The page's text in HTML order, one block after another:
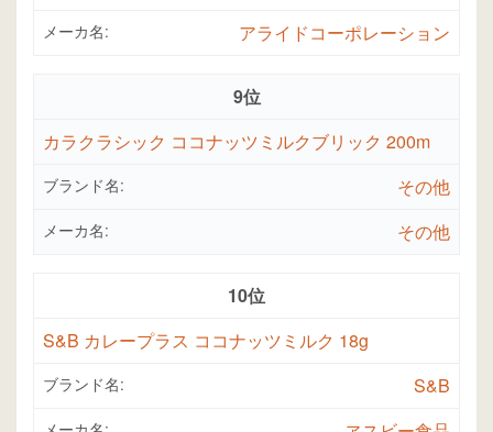
メーカ名: アライドコーポレーション
9位
カラクラシック ココナッツミルクブリック 200m
ブランド名: その他
メーカ名: その他
10位
S&B カレープラス ココナッツミルク 18g
ブランド名: S&B